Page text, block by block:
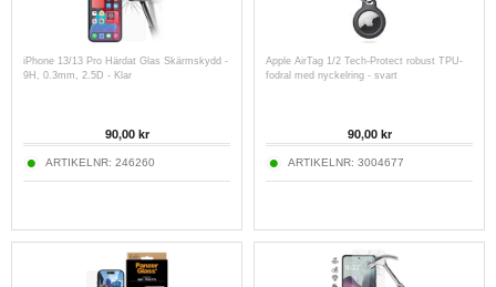
iPhone 13/13 Pro Härdat Glas Skärmskydd -
9H, 0.3mm, 2.5D - Klar
90,00 kr
ARTIKELNR: 246260
Apple AirTag 1/2 Tech-Protect robust TPU-
fodral med nyckelring - svart
90,00 kr
ARTIKELNR: 3004677